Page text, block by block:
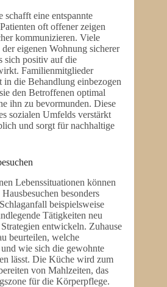
schafft eine entspannte
oft offener zeigen
kommunizieren. Viele
eigenen Wohnung sicherer
sich positiv auf die
Familienmitglieder
die Behandlung einbezogen
den Betroffenen optimal
ihn zu bevormunden. Diese
sozialen Umfelds verstärkt
und sorgt für nachhaltige
Lebenssituationen können
besonders
beispielsweise
Tätigkeiten neu
entwickeln. Zuhause
beurteilen, welche
wie sich die gewohnte
lässt. Die Küche wird zum
von Mahlzeiten, das
für die Körperpflege.